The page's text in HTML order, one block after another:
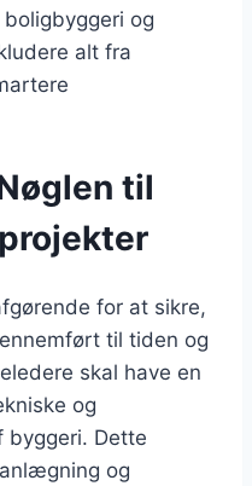
og
alt fra
til
for at sikre,
til tiden og
skal have en
og
byggeri. Dette
og